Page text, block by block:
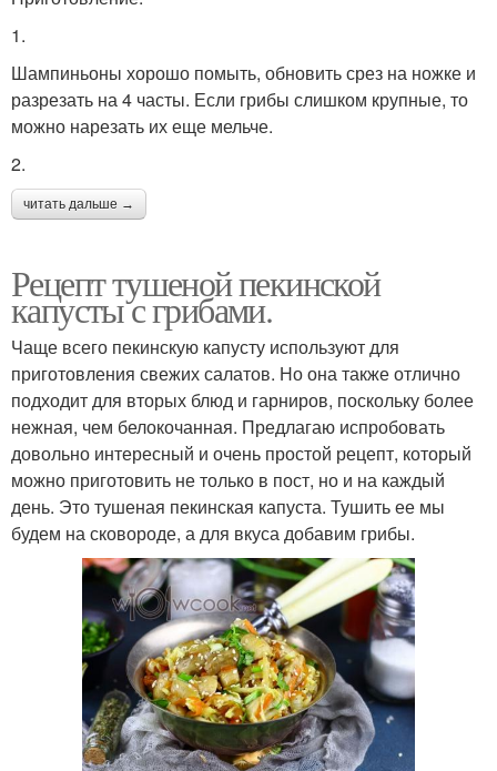
1.
Шампиньоны хорошо помыть, обновить срез на ножке и
разрезать на 4 часты. Если грибы слишком крупные, то
можно нарезать их еще мельче.
2.
читать дальше →
Рецепт тушеной пекинской
капусты с грибами.
Чаще всего пекинскую капусту используют для
приготовления свежих салатов. Но она также отлично
подходит для вторых блюд и гарниров, поскольку более
нежная, чем белокочанная. Предлагаю испробовать
довольно интересный и очень простой рецепт, который
можно приготовить не только в пост, но и на каждый
день. Это тушеная пекинская капуста. Тушить ее мы
будем на сковороде, а для вкуса добавим грибы.